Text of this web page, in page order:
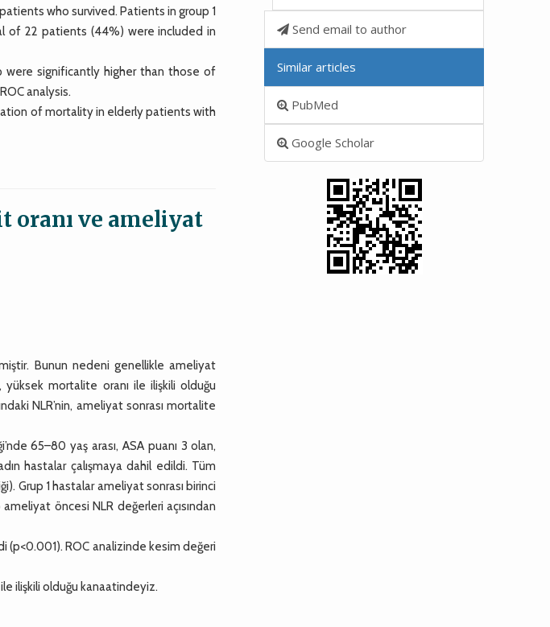
who survived. Patients in group 1
of 22 patients (44%) were included in
were significantly higher than those of
analysis.
of mortality in elderly patients with
oranı ve ameliyat
Bunun nedeni genellikle ameliyat
yüksek mortalite oranı ile ilişkili olduğu
NLR’nin, ameliyat sonrası mortalite
65–80 yaş arası, ASA puanı 3 olan,
hastalar çalışmaya dahil edildi. Tüm
Grup 1 hastalar ameliyat sonrası birinci
öncesi NLR değerleri açısından
(p<0.001). ROC analizinde kesim değeri
ilişkili olduğu kanaatindeyiz.
Send email to author
Similar articles
PubMed
Google Scholar